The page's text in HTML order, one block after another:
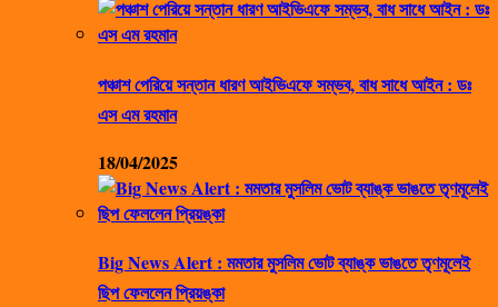
পঞ্চাশ পেরিয়ে সন্তান ধারণ আইভিএফে সম্ভব, বাধ সাধে আইন : ডঃ
এস এম রহমান
18/04/2025
Big News Alert : মমতার মুসলিম ভোট ব্যাঙ্ক ভাঙতে তৃণমূলেই
ছিপ ফেললেন প্রিয়ঙ্কা